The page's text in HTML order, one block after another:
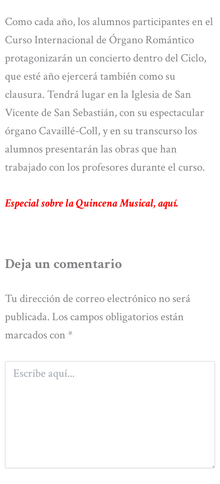
Como cada año, los alumnos participantes en el
Curso Internacional de Órgano Romántico
protagonizarán un concierto dentro del Ciclo,
que esté año ejercerá también como su
clausura. Tendrá lugar en la Iglesia de San
Vicente de San Sebastián, con su espectacular
órgano Cavaillé-Coll, y en su transcurso los
alumnos presentarán las obras que han
trabajado con los profesores durante el curso.
Especial sobre la Quincena Musical, aquí.
Deja un comentario
Tu dirección de correo electrónico no será
publicada. Los campos obligatorios están
marcados con *
Escribe
aquí...